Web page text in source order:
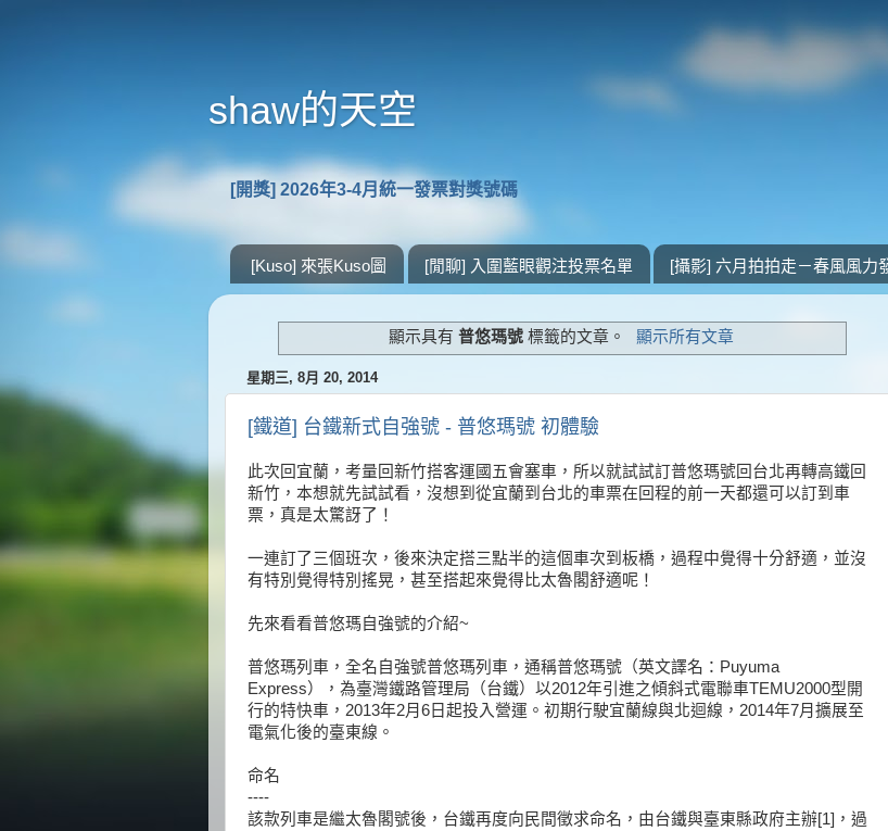
shaw的天空
[開獎] 2026年3-4月統一發票對獎號碼
[Kuso] 來張Kuso圖 [閒聊] 入圍藍眼觀注投票名單 [攝影] 六月拍拍走－春風風力
顯示具有普悠瑪號 標籤的文章。 顯示所有文章
星期三, 8月 20, 2014
[鐵道] 台鐵新式自強號 - 普悠瑪號 初體驗
此次回宜蘭，考量回新竹搭客運國五會塞車，所以就試試訂普悠瑪號回台北再轉高鐵回
新竹，本想就先試試看，沒想到從宜蘭到台北的車票在回程的前一天都還可以訂到車
票，真是太驚訝了！
一連訂了三個班次，後來決定搭三點半的這個車次到板橋，過程中覺得十分舒適，並沒
有特別覺得特別搖晃，甚至搭起來覺得比太魯閣舒適呢！
先來看看普悠瑪自強號的介紹~
普悠瑪列車，全名自強號普悠瑪列車，通稱普悠瑪號（英文譯名：Puyuma
Express），為臺灣鐵路管理局（台鐵）以2012年引進之傾斜式電聯車TEMU2000型開
行的特快車，2013年2月6日起投入營運。初期行駛宜蘭線與北迴線，2014年7月擴展至
電氣化後的臺東線。
命名
----
該款列車是繼太魯閣號後，台鐵再度向民間徵求命名，由台鐵與臺東縣政府主辦[1]，過